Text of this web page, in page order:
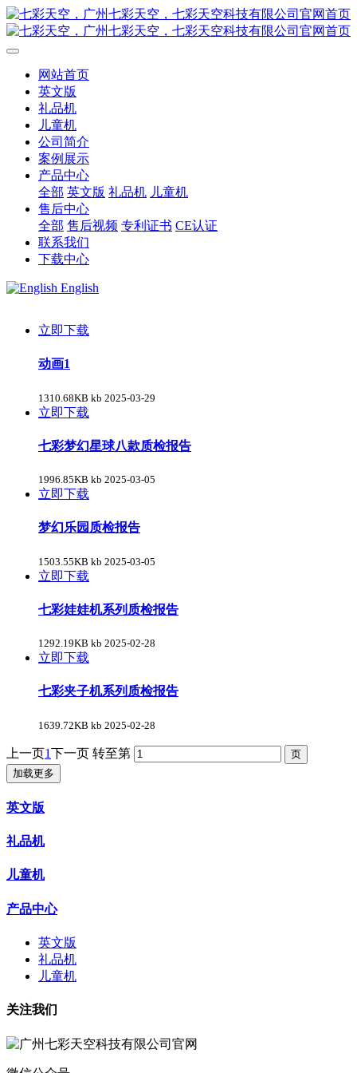
网站首页
英文版
礼品机
儿童机
公司简介
案例展示
产品中心
全部 英文版 礼品机 儿童机
售后中心
全部 售后视频 专利证书 CE认证
联系我们
下载中心
English
立即下载
动画1
1310.68KB kb 2025-03-29
立即下载
七彩梦幻星球八款质检报告
1996.85KB kb 2025-03-05
立即下载
梦幻乐园质检报告
1503.55KB kb 2025-03-05
立即下载
七彩娃娃机系列质检报告
1292.19KB kb 2025-02-28
立即下载
七彩夹子机系列质检报告
1639.72KB kb 2025-02-28
上一页1下一页 转至第
加载更多
英文版
礼品机
儿童机
产品中心
英文版
礼品机
儿童机
关注我们